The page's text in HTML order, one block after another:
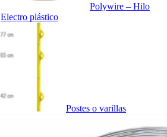
Polywire – Hilo
Electro plástico
Postes o varillas